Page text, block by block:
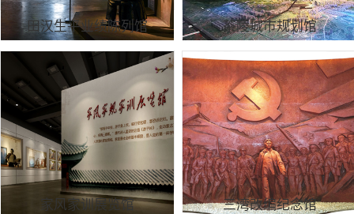
田汉生平业绩陈列馆 茶陵城市规划馆
家风家训展览馆 三湾改编纪念馆